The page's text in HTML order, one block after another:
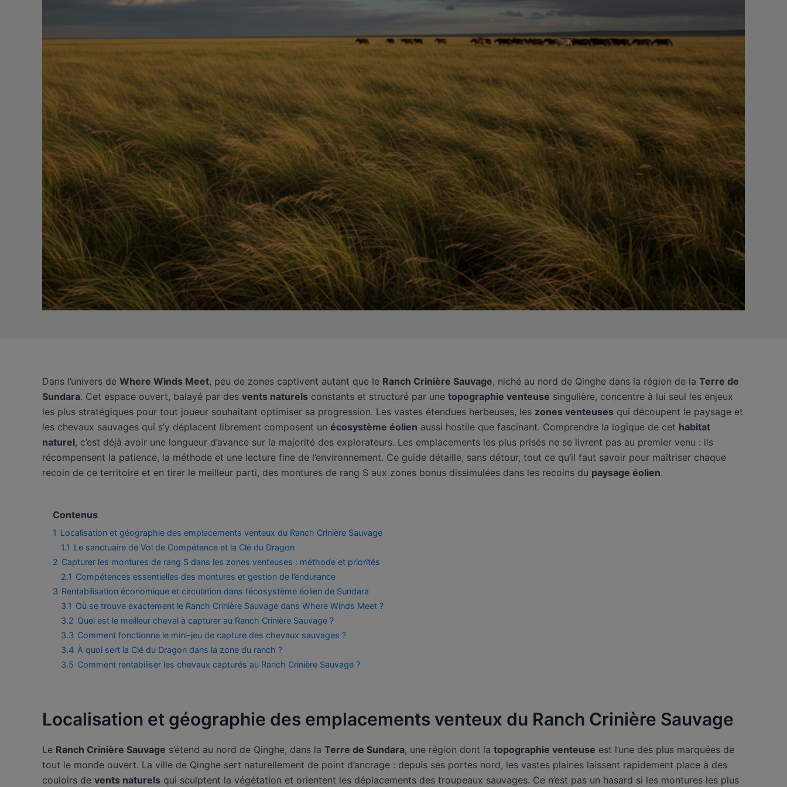
Dans l’univers de Where Winds Meet, peu de zones captivent autant que le Ranch Crinière Sauvage, niché au nord de Qinghe dans la région de la Terre de
Sundara. Cet espace ouvert, balayé par des vents naturels constants et structuré par une topographie venteuse singulière, concentre à lui seul les enjeux
les plus stratégiques pour tout joueur souhaitant optimiser sa progression. Les vastes étendues herbeuses, les zones venteuses qui découpent le paysage et
les chevaux sauvages qui s’y déplacent librement composent un écosystème éolien aussi hostile que fascinant. Comprendre la logique de cet habitat
naturel, c’est déjà avoir une longueur d’avance sur la majorité des explorateurs. Les emplacements les plus prisés ne se livrent pas au premier venu : ils
récompensent la patience, la méthode et une lecture fine de l’environnement. Ce guide détaille, sans détour, tout ce qu’il faut savoir pour maîtriser chaque
recoin de ce territoire et en tirer le meilleur parti, des montures de rang S aux zones bonus dissimulées dans les recoins du paysage éolien.
Contenus
1 Localisation et géographie des emplacements venteux du Ranch Crinière Sauvage
1.1 Le sanctuaire de Vol de Compétence et la Clé du Dragon
2 Capturer les montures de rang S dans les zones venteuses : méthode et priorités
2.1 Compétences essentielles des montures et gestion de l’endurance
3 Rentabilisation économique et circulation dans l’écosystème éolien de Sundara
3.1 Où se trouve exactement le Ranch Crinière Sauvage dans Where Winds Meet ?
3.2 Quel est le meilleur cheval à capturer au Ranch Crinière Sauvage ?
3.3 Comment fonctionne le mini-jeu de capture des chevaux sauvages ?
3.4 À quoi sert la Clé du Dragon dans la zone du ranch ?
3.5 Comment rentabiliser les chevaux capturés au Ranch Crinière Sauvage ?
Localisation et géographie des emplacements venteux du Ranch Crinière Sauvage
Le Ranch Crinière Sauvage s’étend au nord de Qinghe, dans la Terre de Sundara, une région dont la topographie venteuse est l’une des plus marquées de
tout le monde ouvert. La ville de Qinghe sert naturellement de point d’ancrage : depuis ses portes nord, les vastes plaines laissent rapidement place à des
couloirs de vents naturels qui sculptent la végétation et orientent les déplacements des troupeaux sauvages. Ce n’est pas un hasard si les montures les plus